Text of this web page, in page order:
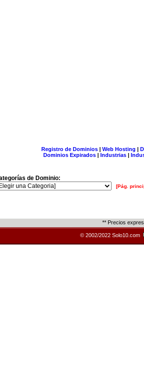
Registro de Dominios| Web Hosting |
Dominios Expirados | Industrias |
de Dominio:
[Pág.
** Precios
© 2002/2022 Solo10.com